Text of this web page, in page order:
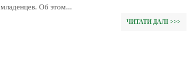
младенцев. Об этом...
ЧИТАТИ ДАЛІ >>>